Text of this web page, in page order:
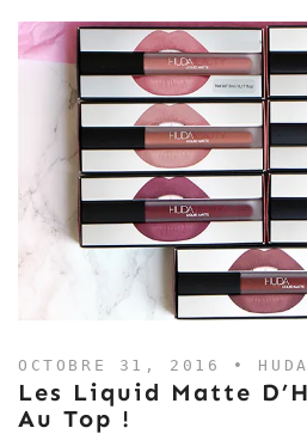
OCTOBRE 31, 2016 •
Les Liquid Matte
Au Top !